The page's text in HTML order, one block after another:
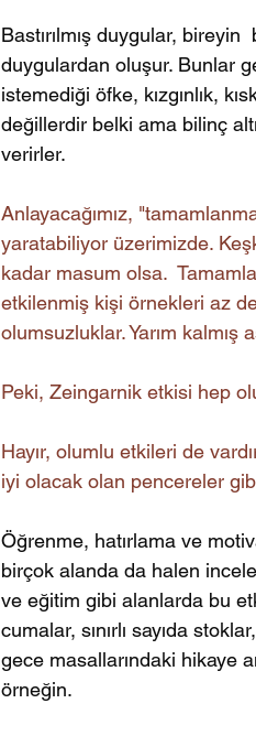
Bastırılmış duygular, bireyin
duygulardan oluşur. Bunlar
istemediği öfke, kızgınlık,
değillerdir belki ama bilinç
verirler.
Anlayacağımız,
yaratabiliyor üzerimizde.
kadar masum olsa.
etkilenmiş kişi örnekleri az
olumsuzluklar. Yarım
Peki, Zeingarnik etkisi hep
Hayır, olumlu etkileri de
iyi olacak olan pencereler
Öğrenme, hatırlama ve
birçok alanda da halen
ve eğitim gibi alanlarda bu
cumalar, sınırlı sayıda
gece masallarındaki hikaye
örneğin.